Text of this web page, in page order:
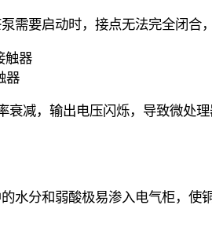
要启动时，接点无法完全闭合
器
减，输出电压闪烁，导致微处
水分和弱酸极易渗入电气柜，